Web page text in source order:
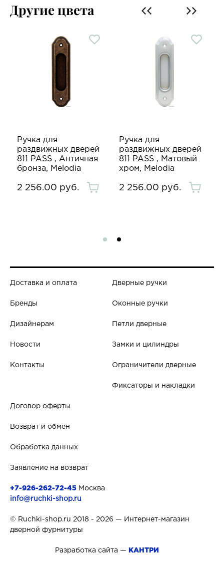
Другие цвета
Ручка для
раздвижных дверей
811 PASS , Античная
бронза, Melodia
2 256.00 руб.
Ручка для
раздвижных дверей
811 PASS , Матовый
хром, Melodia
2 256.00 руб.
Доставка и оплата
Бренды
Дизайнерам
Новости
Контакты
Дверные ручки
Оконные ручки
Петли дверные
Замки и цилиндры
Ограничители дверные
Фиксаторы и накладки
Договор оферты
Возврат и обмен
Обработка данных
Заявление на возврат
+7-926-262-72-45 Москва
info@ruchki-shop.ru
© Ruchki-shop.ru 2018 - 2026 — Интернет-магазин
дверной фурнитуры
Разработка сайта — КАНТРИ